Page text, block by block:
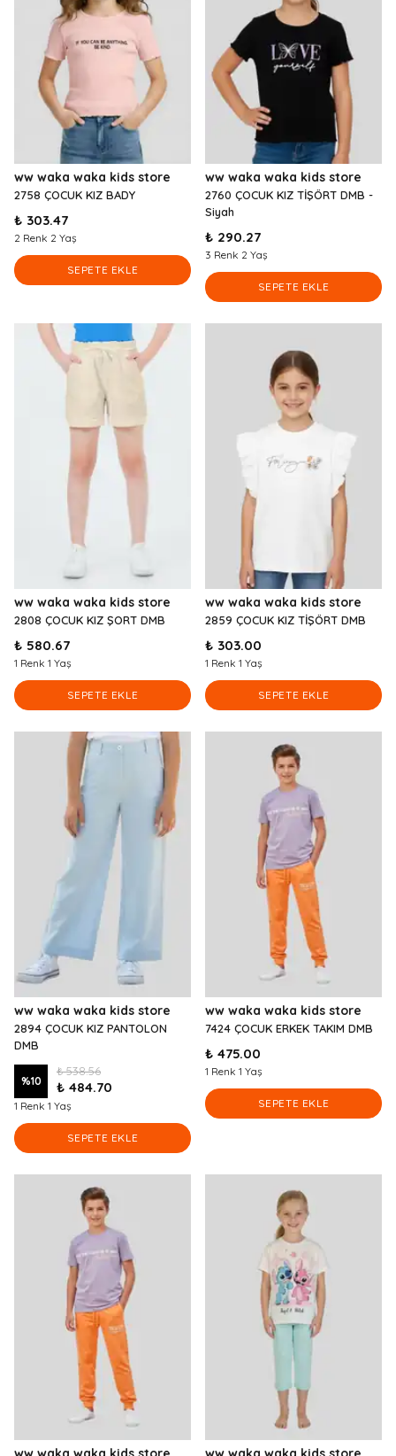
ww waka waka kids store
2758 ÇOCUK KIZ BADY
₺ 303.47
2 Renk 2 Yaş
SEPETE EKLE
ww waka waka kids store
2760 ÇOCUK KIZ TİŞÖRT DMB -
Siyah
₺ 290.27
3 Renk 2 Yaş
SEPETE EKLE
ww waka waka kids store
2808 ÇOCUK KIZ ŞORT DMB
₺ 580.67
1 Renk 1 Yaş
SEPETE EKLE
ww waka waka kids store
2859 ÇOCUK KIZ TİŞÖRT DMB
₺ 303.00
1 Renk 1 Yaş
SEPETE EKLE
ww waka waka kids store
2894 ÇOCUK KIZ PANTOLON
DMB
%10
₺ 538.56
₺ 484.70
1 Renk 1 Yaş
SEPETE EKLE
ww waka waka kids store
7424 ÇOCUK ERKEK TAKIM DMB
₺ 475.00
1 Renk 1 Yaş
SEPETE EKLE